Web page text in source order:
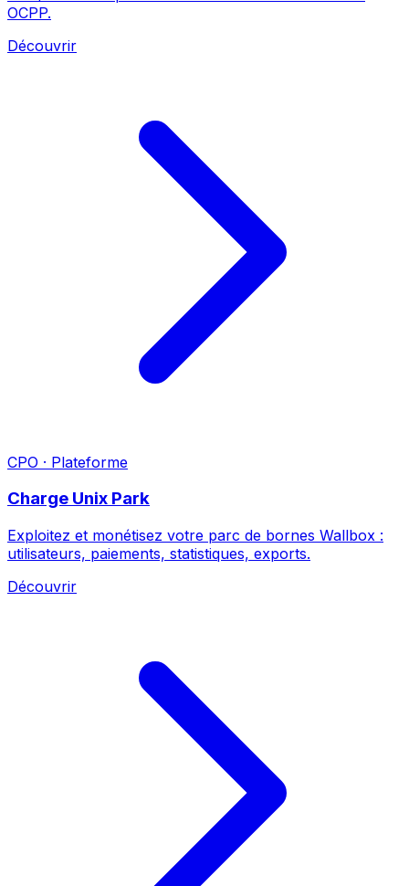
OCPP.
Découvrir
CPO · Plateforme
Charge Unix Park
Exploitez et monétisez votre parc de bornes Wallbox :
utilisateurs, paiements, statistiques, exports.
Découvrir